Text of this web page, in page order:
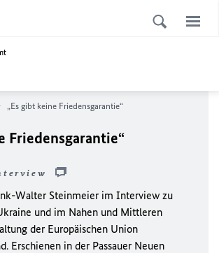
„Es gibt keine Friedensgarantie“
Friedensgarantie“
Walter Steinmeier im Interview zu
und im Nahen und Mittleren
der Europäischen Union
Erschienen in der Passauer Neuen